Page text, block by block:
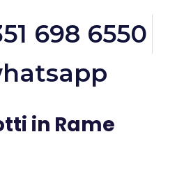
698 6550
in Rame